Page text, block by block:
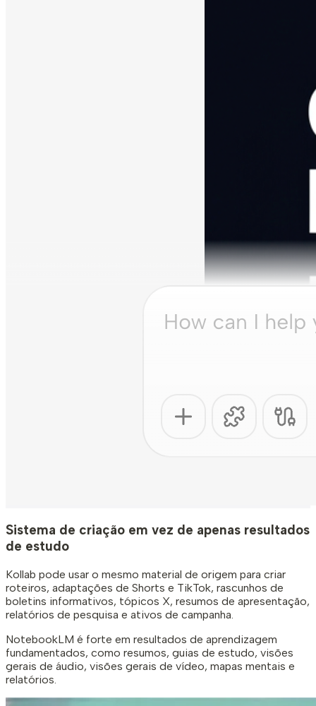
Sistema de criação em vez de apenas resultados
de estudo
Kollab pode usar o mesmo material de origem para criar
roteiros, adaptações de Shorts e TikTok, rascunhos de
boletins informativos, tópicos X, resumos de apresentação,
relatórios de pesquisa e ativos de campanha.
NotebookLM é forte em resultados de aprendizagem
fundamentados, como resumos, guias de estudo, visões
gerais de áudio, visões gerais de vídeo, mapas mentais e
relatórios.